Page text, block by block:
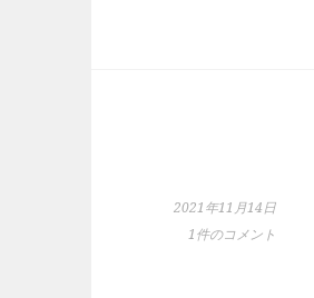
2021年11月14日
1件のコメント